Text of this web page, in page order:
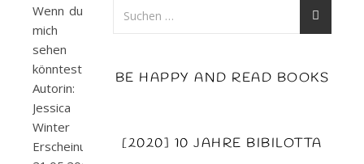
Wenn du
mich
sehen
könntest
Autorin:
Jessica
Winter
Erscheinungsdatum:
BE HAPPY AND READ BOOKS
[2020] 10 JAHRE BIBILOTTA